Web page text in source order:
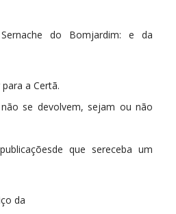
do Bomjardim: e da
a Certã.
se devolvem, sejam ou não
que sereceba um
da